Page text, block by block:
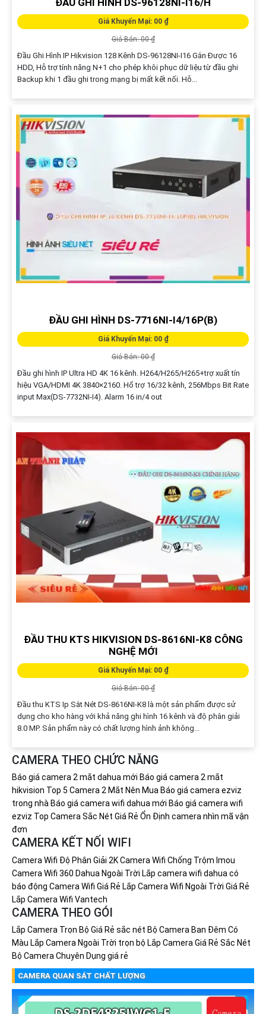
Giá Khuyến Mại: 00 ₫
Giá Bán: 00 ₫
Đầu Ghi Hình IP Hikvision 128 Kênh DS-96128NI-I16 Gắn Được 16
HDD, Hỗ trợ tính năng N+1 cho phép khôi phục dữ liệu từ đầu ghi
Backup khi 1 đầu ghi trong mạng bị mất kết nối. Hỗ...
ĐẦU GHI HÌNH DS-7716NI-I4/16P(B)
Giá Khuyến Mại: 00 ₫
Giá Bán: 00 ₫
Đầu ghi hình IP Ultra HD 4K 16 kênh. H264/H265/H265+trợ xuất tín
hiệu VGA/HDMI 4K 3840×2160. Hổ trợ 16/32 kênh, 256Mbps Bit Rate
input Max(DS-7732NI-I4). Alarm 16 in/4 out
ĐẦU THU KTS HIKVISION DS-8616NI-K8 CÔNG
NGHỆ MỚI
Giá Khuyến Mại: 00 ₫
Giá Bán: 00 ₫
Đầu thu KTS Ip Sắt Nét DS-8616NI-K8 là một sản phẩm được sử
dụng cho kho hàng với khả năng ghi hình 16 kênh và độ phân giải
8.0 MP. Sản phẩm này có chất lượng hình ảnh không...
CAMERA THEO CHỨC NĂNG
Báo giá camera 2 mắt dahua mới Báo giá camera 2 mắt
hikvision Top 5 Camera 2 Mắt Nên Mua Báo giá camera ezviz
trong nhà Báo giá camera wifi dahua mới Báo giá camera wifi
ezviz Top Camera Sắc Nét Giá Rẻ Ổn Định camera nhìn mã vận
đơn
CAMERA KẾT NỐI WIFI
Camera Wifi Độ Phân Giải 2K Camera Wifi Chống Trộm Imou
Camera Wifi 360 Dahua Ngoài Trời Lắp camera wifi dahua có
báo động Camera Wifi Giá Rẻ Lắp Camera Wifi Ngoài Trời Giá Rẻ
Lắp Camera Wifi Vantech
CAMERA THEO GÓI
Lắp Camera Trọn Bộ Giá Rẻ sắc nét Bộ Camera Ban Đêm Có
Màu Lắp Camera Ngoài Trời trọn bộ Lắp Camera Giá Rẻ Sắc Nét
Bộ Camera Chuyên Dụng giá rẻ
CAMERA QUAN SÁT CHẤT LƯỢNG